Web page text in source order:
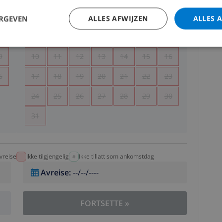
1 2
10 11 12 13 14 15 16
17 18 19 20 21 22 23
24 25 26 27 28 29 30
31
Ikke tilgjengelig Ikke tillatt som ankomstdag
Avreise:--/--/----
FORTSETTE »
ALLES
ALLES AFWIJZEN